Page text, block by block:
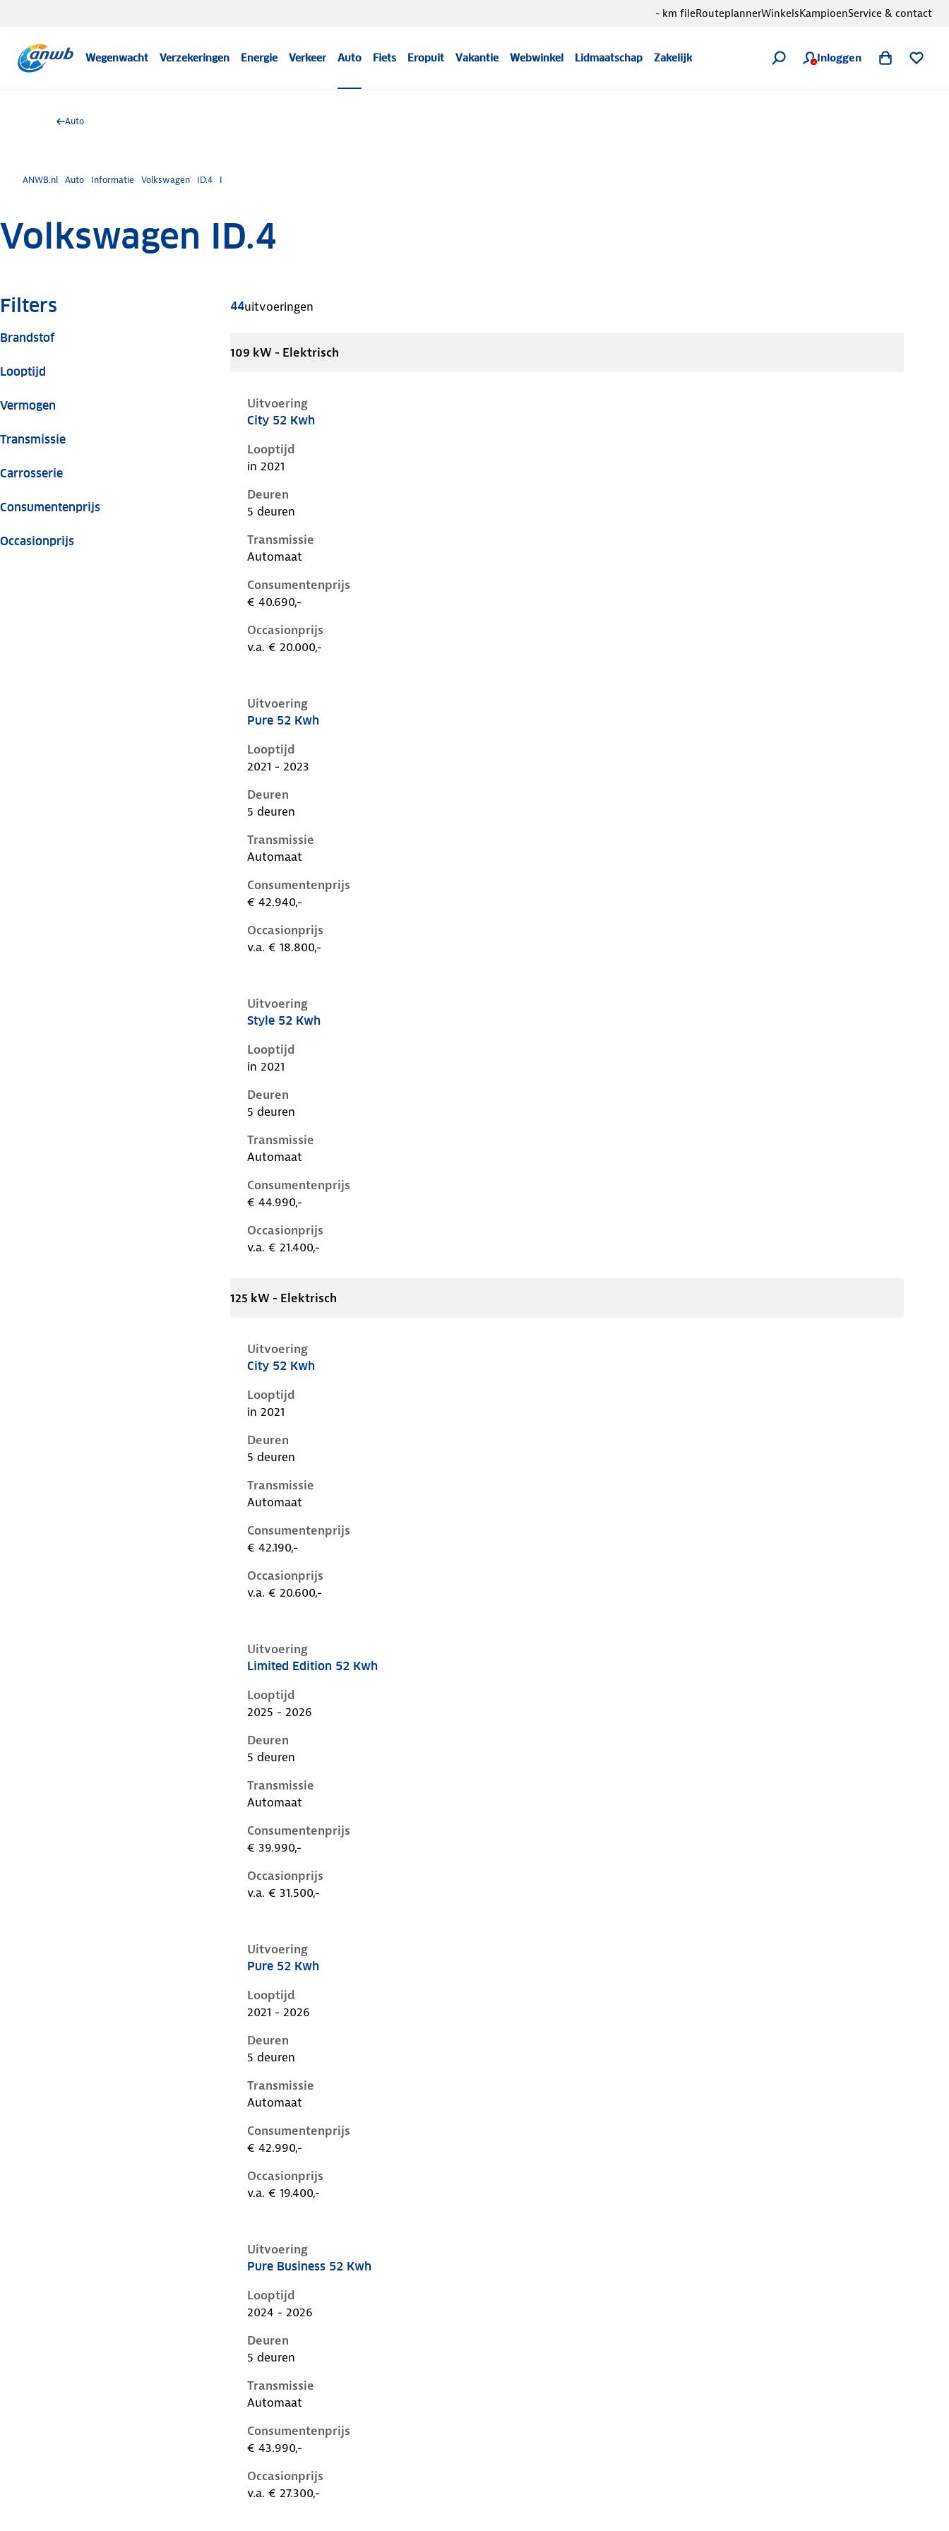
Wegenwacht Verzekeringen Energie Verkeer Auto Fiets Eropuit Vakantie Webwinkel Lidmaatschap Zakelijk Inloggen
- km fileRouteplannerWinkelsKampioenService & contact
Auto
ANWB.nl Auto Informatie Volkswagen ID.4 I
Volkswagen ID.4
Filters
Brandstof
Looptijd
Vermogen
Transmissie
Carrosserie
Consumentenprijs
Occasionprijs
44uitvoeringen
109 kW - Elektrisch
Uitvoering
Volkswagen ID.4 i, 52 kwh, 109 kW, Elektrisch, 5 deuren
City 52 Kwh
Looptijd
in 2021
Deuren
5 deuren
Transmissie
Automaat
Consumentenprijs
€ 40.690,-
Occasionprijs
v.a. € 20.000,-
Uitvoering
Volkswagen ID.4 i, 52 kwh, 109 kW, Elektrisch, 5 deuren
Pure 52 Kwh
Looptijd
2021 - 2023
Deuren
5 deuren
Transmissie
Automaat
Consumentenprijs
€ 42.940,-
Occasionprijs
v.a. € 18.800,-
Uitvoering
Volkswagen ID.4 i, 52 kwh, 109 kW, Elektrisch, 5 deuren
Style 52 Kwh
Looptijd
in 2021
Deuren
5 deuren
Transmissie
Automaat
Consumentenprijs
€ 44.990,-
Occasionprijs
v.a. € 21.400,-
125 kW - Elektrisch
Uitvoering
Volkswagen ID.4 i, 52 kwh, 125 kW, Elektrisch, 5 deuren
City 52 Kwh
Looptijd
in 2021
Deuren
5 deuren
Transmissie
Automaat
Consumentenprijs
€ 42.190,-
Occasionprijs
v.a. € 20.600,-
Uitvoering
Volkswagen ID.4 i, 52 kwh, 125 kW, Elektrisch, 5 deuren
Limited Edition 52 Kwh
Looptijd
2025 - 2026
Deuren
5 deuren
Transmissie
Automaat
Consumentenprijs
€ 39.990,-
Occasionprijs
v.a. € 31.500,-
Uitvoering
Volkswagen ID.4 i, 52 kwh, 125 kW, Elektrisch, 5 deuren
Pure 52 Kwh
Looptijd
2021 - 2026
Deuren
5 deuren
Transmissie
Automaat
Consumentenprijs
€ 42.990,-
Occasionprijs
v.a. € 19.400,-
Uitvoering
Volkswagen ID.4 i, 52 kwh, 125 kW, Elektrisch, 5 deuren
Pure Business 52 Kwh
Looptijd
2024 - 2026
Deuren
5 deuren
Transmissie
Automaat
Consumentenprijs
€ 43.990,-
Occasionprijs
v.a. € 27.300,-